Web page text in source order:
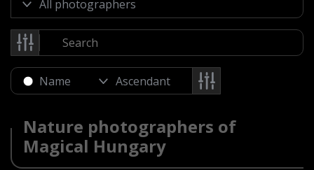
Name
Nature photographers of
Magical Hungary